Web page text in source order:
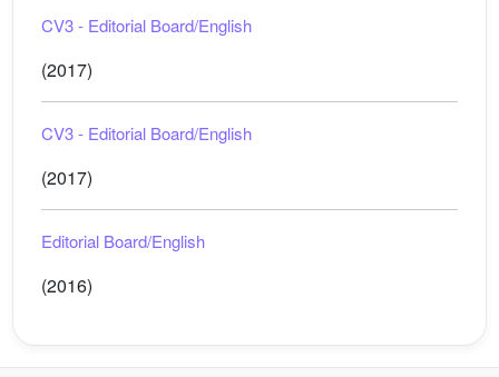
CV3 - Editorial Board/English
(2017)
CV3 - Editorial Board/English
(2017)
Editorial Board/English
(2016)